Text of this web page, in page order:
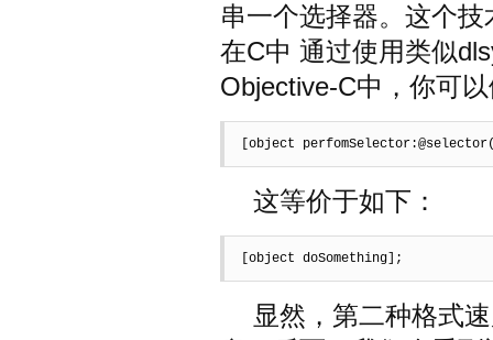
串一个选择器。这个
在C中 通过使用类似
Objective-C中，你可
[object
这等价于如下：
[object doSomething];
显然，第二种格式